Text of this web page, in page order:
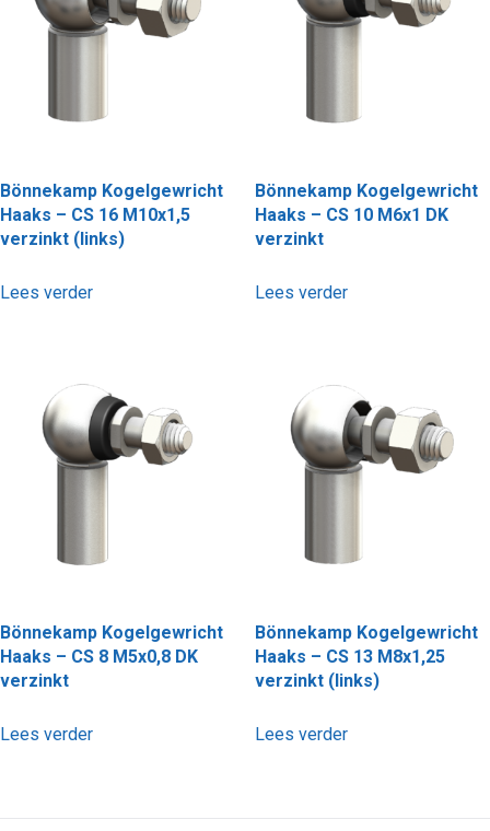
Bönnekamp Kogelgewricht
Haaks – CS 16 M10x1,5
verzinkt (links)
Lees verder
Bönnekamp Kogelgewricht
Haaks – CS 10 M6x1 DK
verzinkt
Lees verder
Bönnekamp Kogelgewricht
Haaks – CS 8 M5x0,8 DK
verzinkt
Lees verder
Bönnekamp Kogelgewricht
Haaks – CS 13 M8x1,25
verzinkt (links)
Lees verder